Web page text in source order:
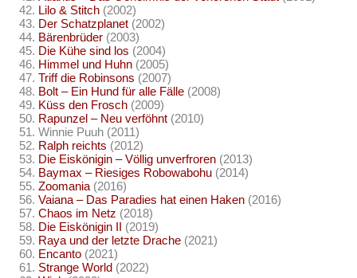
Lilo & Stitch (2002)
Der Schatzplanet (2002)
Bärenbrüder (2003)
Die Kühe sind los (2004)
Himmel und Huhn (2005)
Triff die Robinsons (2007)
Bolt – Ein Hund für alle Fälle (2008)
Küss den Frosch (2009)
Rapunzel – Neu verföhnt (2010)
Winnie Puuh (2011)
Ralph reichts (2012)
Die Eiskönigin – Völlig unverfroren (2013)
Baymax – Riesiges Robowabohu (2014)
Zoomania (2016)
Vaiana – Das Paradies hat einen Haken (2016)
Chaos im Netz (2018)
Die Eiskönigin II (2019)
Raya und der letzte Drache (2021)
Encanto (2021)
Strange World (2022)